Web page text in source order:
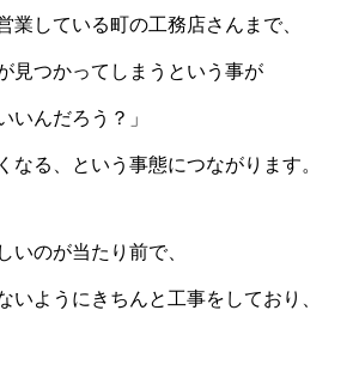
業している町の工務店さんまで、
見つかってしまうという事が
いんだろう？」
なる、という事態につながります。
いのが当たり前で、
いようにきちんと工事をしており、